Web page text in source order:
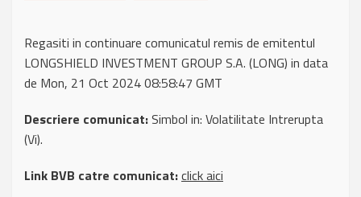
Regasiti in continuare comunicatul remis de emitentul
LONGSHIELD INVESTMENT GROUP S.A. (LONG) in data
de Mon, 21 Oct 2024 08:58:47 GMT
Descriere comunicat:Simbol in: Volatilitate Intrerupta
(Vi).
Link BVB catre comunicat:click aici